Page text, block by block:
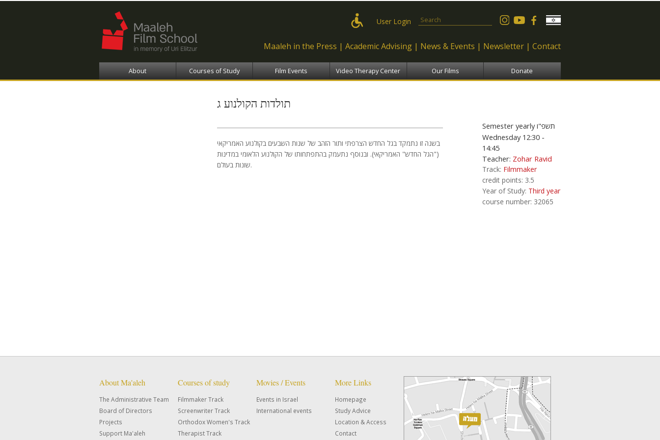
Search form
User Login
Maaleh in the Press Academic Advising News & Events Newsletter Contact
About Courses of Study Film Events Video Therapy Center Our Films Donate
תולדות הקולנוע ג
בשנה זו נתמקד בגל החדש הצרפתי ותור הזהב של שנות השבעים בקולנוע האמריקאי
("הגל החדש" האמריקאי). ובנוסף נתעמק בהתפתחותו של הקולנוע הלאומי במדינות
שונות בעולם.
Semester yearly תשפ"ו
Wednesday 12:30 -
14:45
Teacher: Zohar Ravid
Track: Filmmaker
credit points: 3.5
Year of Study: Third year
course number: 32065
About Ma'aleh
The Administrative Team
Board of Directors
Projects
Support Ma'aleh
Courses of study
Filmmaker Track
Screenwriter Track
Orthodox Women's Track
Therapist Track
Movies / Events
Events in Israel
International events
More Links
Homepage
Study Advice
Location & Access
Contact